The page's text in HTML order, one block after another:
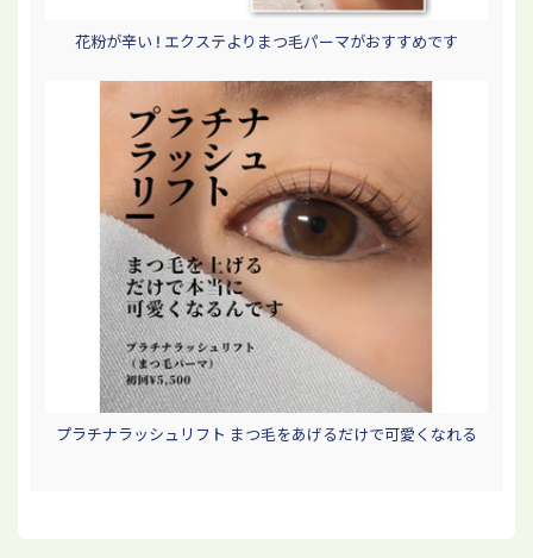
花粉が辛い ! エクステよりまつ毛パーマがおすすめです
プラチナラッシュリフト まつ毛をあげるだけで可愛くなれる